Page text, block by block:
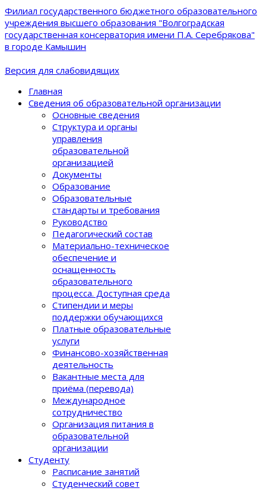
Филиал государственного бюджетного образовательного
учреждения высшего образования "Волгоградская
государственная консерватория имени П.А. Серебрякова"
в городе Камышин
Версия для слабовидящих
Главная
Сведения об образовательной организации
Основные сведения
Структура и органы
управления
образовательной
организацией
Документы
Образование
Образовательные
стандарты и требования
Руководство
Педагогический состав
Материально-техническое
обеспечение и
оснащенность
образовательного
процеcса. Доступная среда
Стипендии и меры
поддержки обучающихся
Платные образовательные
услуги
Финансово-хозяйственная
деятельность
Вакантные места для
приёма (перевода)
Международное
сотрудничество
Организация питания в
образовательной
организации
Студенту
Расписание занятий
Студенческий совет